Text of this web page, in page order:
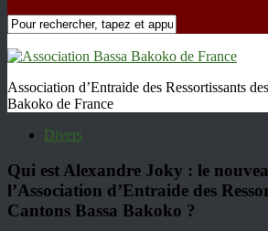
Association d’Entraide des Ressortissants
Bakoko de France
Divers
Qui est Alexandre Joky : le
l’Association d’Entraide des
Cantons Bassa Bakoko ?